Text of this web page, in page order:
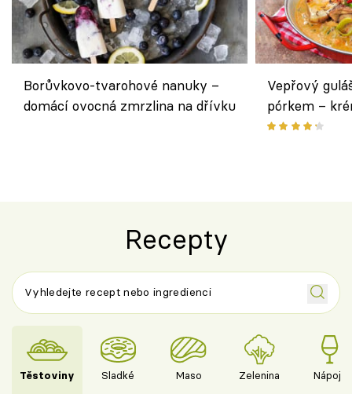
Borůvkovo-tvarohové nanuky –
domácí ovocná zmrzlina na dřívku
Vepřový
pórkem –
pokrm z
Recepty
Těstoviny Sladké Maso Zelenina Nápoje